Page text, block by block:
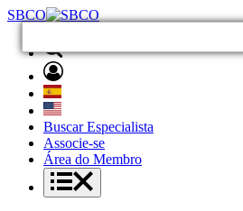
SBCO
Buscar Especialista
Associe-se
Área do Membro